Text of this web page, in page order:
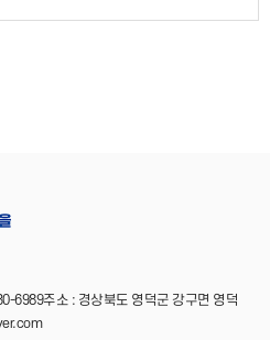
6989주소 : 경상북도 영덕군 강구면 영덕